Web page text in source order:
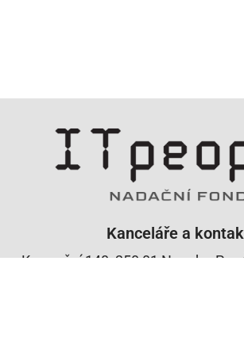
Kanceláře a
Komerční 148, 250 01 Nupaky, Po -